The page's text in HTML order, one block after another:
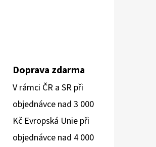
Doprava zdarma
V rámci ČR a SR při
objednávce nad 3 000
Kč Evropská Unie při
objednávce nad 4 000